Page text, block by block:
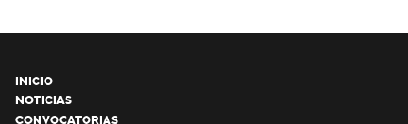
INICIO
NOTICIAS
CONVOCATORIAS